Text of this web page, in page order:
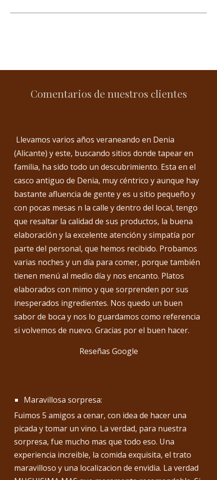
Comentarios de nuestros clientes
Llevamos varios años veraneando en Denia
(Alicante) y este, buscando sitios donde tapear en
familia, ha sido todo un descubrimiento. Esta en el
casco antiguo de Denia, muy céntrico y aunque hay
bastante afluencia de gente y es u sitio pequeño y
con pocas mesas n la calle y dentro del local, tengo
que resaltar la calidad de sus productos, la buena
elaboración y la excelente atención y simpatía por
parte del personal, que hemos recibido. Probamos
varias noches y un día para comer, porque también
tienen menú al medio día y nos encanto. Platos
elaborados con mimo y que sorprenden por sus
inesperados ingredientes. Nos quedo un buen
sabor de boca y nos lo guardamos como referencia
si volvemos de nuevo. Gracias por el buen hacer.
Reseñas Google
Maravillosa sorpresa:
Fuimos 5 amigos a cenar, con idea de hacer una
picada y tomar un vino. La verdad, para nuestra
sorpresa, fue mucho mas que todo eso. Una
experiencia increible, la comida exquisita, el trato
maravilloso y una localizacion de envidia. La verdad